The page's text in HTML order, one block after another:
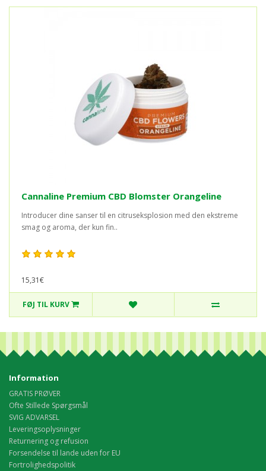
Cannaline Premium CBD Blomster Orangeline
Introducer dine sanser til en citruseksplosion med den ekstreme
smag og aroma, der kun fin..
15,31€
FØJ TIL KURV
Information
GRATIS PRØVER
Ofte Stillede Spørgsmål
SVIG ADVARSEL
Leveringsoplysninger
Returnering og refusion
Forsendelse til lande uden for EU
Fortrolighedspolitik